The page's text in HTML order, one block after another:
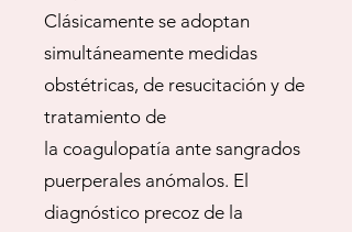
Clásicamente se adoptan
simultáneamente medidas
obstétricas, de resucitación y de
tratamiento de
la coagulopatía ante sangrados
puerperales anómalos. El
diagnóstico precoz de la